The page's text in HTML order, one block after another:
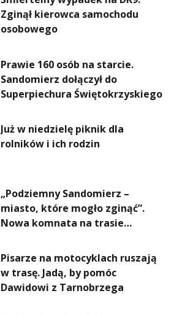
Zginął kierowca samochodu
osobowego
Prawie 160 osób na starcie.
Sandomierz dołączył do
Superpiechura Świętokrzyskiego
Już w niedzielę piknik dla
rolników i ich rodzin
„Podziemny Sandomierz –
miasto, które mogło zginąć”.
Nowa komnata na trasie
Pisarze na motocyklach ruszają
w trasę. Jadą, by pomóc
Dawidowi z Tarnobrzega